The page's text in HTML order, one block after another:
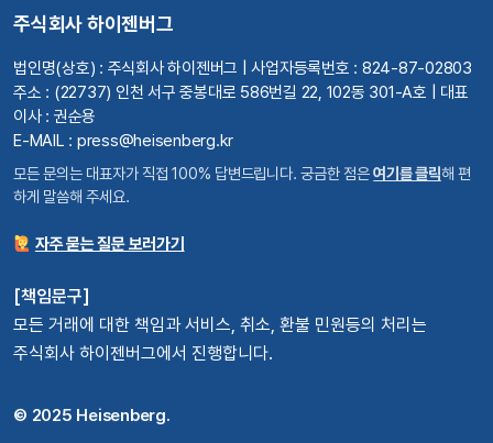
주식회사 하이젠버그
법인명(상호) : 주식회사 하이젠버그 | 사업자등록번호 : 824-87-02803
주소 : (22737) 인천 서구 중봉대로 586번길 22, 102동 301-A호 | 대표
이사 : 권순용
E-MAIL : press@heisenberg.kr
모든 문의는 대표자가 직접 100% 답변드립니다. 궁금한 점은여기를 클릭해 편
하게 말씀해 주세요.
자주 묻는 질문 보러가기
[책임문구]
모든 거래에 대한 책임과 서비스, 취소, 환불 민원등의 처리는
주식회사 하이젠버그에서 진행합니다.
© 2025 Heisenberg.